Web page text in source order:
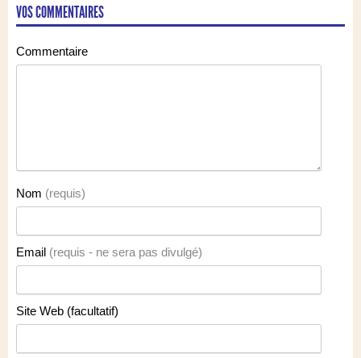
VOS COMMENTAIRES
Commentaire
Nom (requis)
Email (requis - ne sera pas divulgé)
Site Web (facultatif)